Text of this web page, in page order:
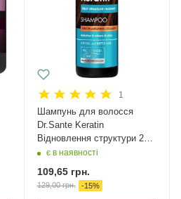
1
Шампунь для волосся
Dr.Sante Keratin
Відновлення структури 250
млє в наявності
109,65грн.
129,00грн. -15%